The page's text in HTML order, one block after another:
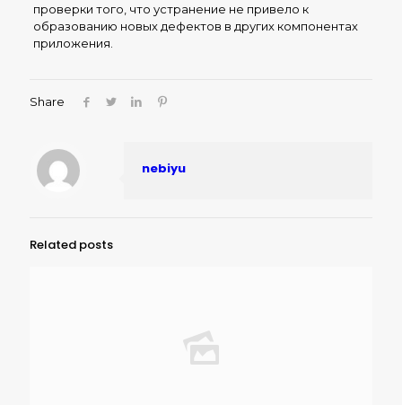
проверки того, что устранение не привело к
образованию новых дефектов в других компонентах
приложения.
Share
nebiyu
Related posts